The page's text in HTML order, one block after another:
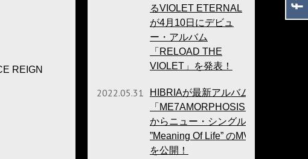
REIGN
るVIOLET ETERNAL
が4月10日にデビュ
ー・アルバム
「RELOAD THE
VIOLET」を発表！
2022.05.31
HIBRIAが最新アルバム
「ME7AMORPHOSIS」
からニュー・シングル
”Meaning Of Life” のMV
を公開！